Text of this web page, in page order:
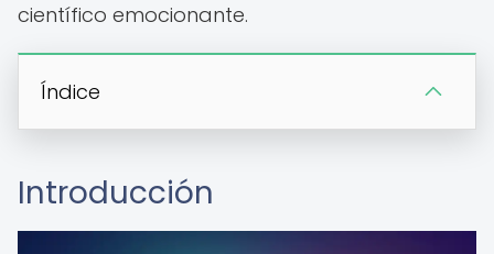
científico emocionante.
Índice
Introducción